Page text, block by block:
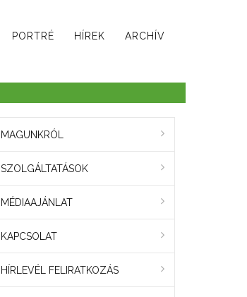
PORTRÉ HÍREK ARCHÍV
MAGUNKRÓL
SZOLGÁLTATÁSOK
MÉDIAAJÁNLAT
KAPCSOLAT
HÍRLEVÉL FELIRATKOZÁS